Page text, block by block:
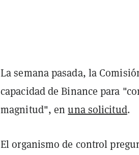
La semana pasada, la
capacidad de Binance para
magnitud", enuna solicitud.
El organismo de control